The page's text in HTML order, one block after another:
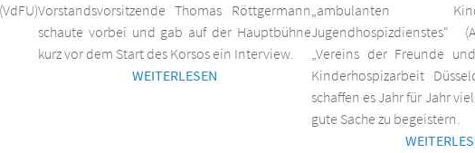
Vorstandsvorsitzende Thomas Röttgermann
schaute vorbei und gab auf der Hauptbühne
kurz vor dem Start des Korsos ein Interview.
WEITERLESEN
„ambulanten
„Vereins der Freunde
Kinderhospizarbeit
schaffen es Jahr für Jahr
gute Sache zu begeistern.